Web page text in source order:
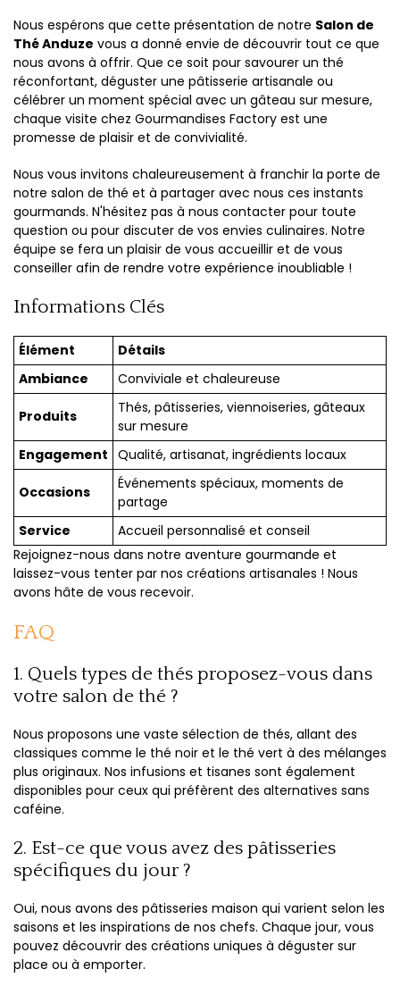
Nous espérons que cette présentation de notre Salon de
Thé Anduze vous a donné envie de découvrir tout ce que
nous avons à offrir. Que ce soit pour savourer un thé
réconfortant, déguster une pâtisserie artisanale ou
célébrer un moment spécial avec un gâteau sur mesure,
chaque visite chez Gourmandises Factory est une
promesse de plaisir et de convivialité.
Nous vous invitons chaleureusement à franchir la porte de
notre salon de thé et à partager avec nous ces instants
gourmands. N'hésitez pas à nous contacter pour toute
question ou pour discuter de vos envies culinaires. Notre
équipe se fera un plaisir de vous accueillir et de vous
conseiller afin de rendre votre expérience inoubliable !
Informations Clés
Élément
Détails
Ambiance
Conviviale et chaleureuse
Produits
Thés, pâtisseries, viennoiseries, gâteaux
sur mesure
Engagement Qualité, artisanat, ingrédients locaux
Occasions
Événements spéciaux, moments de
partage
Service
Accueil personnalisé et conseil
Rejoignez-nous dans notre aventure gourmande et
laissez-vous tenter par nos créations artisanales ! Nous
avons hâte de vous recevoir.
FAQ
1. Quels types de thés proposez-vous dans
votre salon de thé ?
Nous proposons une vaste sélection de thés, allant des
classiques comme le thé noir et le thé vert à des mélanges
plus originaux. Nos infusions et tisanes sont également
disponibles pour ceux qui préfèrent des alternatives sans
caféine.
2. Est-ce que vous avez des pâtisseries
spécifiques du jour ?
Oui, nous avons des pâtisseries maison qui varient selon les
saisons et les inspirations de nos chefs. Chaque jour, vous
pouvez découvrir des créations uniques à déguster sur
place ou à emporter.